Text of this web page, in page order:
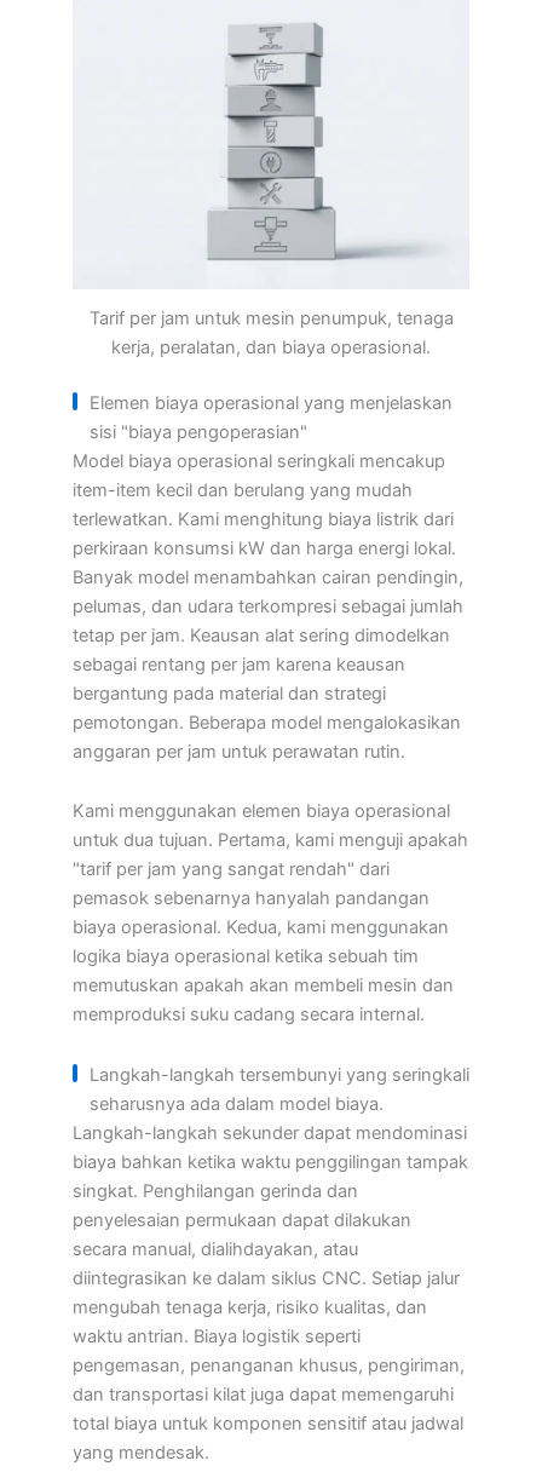
Tarif per jam untuk mesin penumpuk, tenaga
kerja, peralatan, dan biaya operasional.
Elemen biaya operasional yang menjelaskan
sisi "biaya pengoperasian"
Model biaya operasional seringkali mencakup
item-item kecil dan berulang yang mudah
terlewatkan. Kami menghitung biaya listrik dari
perkiraan konsumsi kW dan harga energi lokal.
Banyak model menambahkan cairan pendingin,
pelumas, dan udara terkompresi sebagai jumlah
tetap per jam. Keausan alat sering dimodelkan
sebagai rentang per jam karena keausan
bergantung pada material dan strategi
pemotongan. Beberapa model mengalokasikan
anggaran per jam untuk perawatan rutin.
Kami menggunakan elemen biaya operasional
untuk dua tujuan. Pertama, kami menguji apakah
"tarif per jam yang sangat rendah" dari
pemasok sebenarnya hanyalah pandangan
biaya operasional. Kedua, kami menggunakan
logika biaya operasional ketika sebuah tim
memutuskan apakah akan membeli mesin dan
memproduksi suku cadang secara internal.
Langkah-langkah tersembunyi yang seringkali
seharusnya ada dalam model biaya.
Langkah-langkah sekunder dapat mendominasi
biaya bahkan ketika waktu penggilingan tampak
singkat. Penghilangan gerinda dan
penyelesaian permukaan dapat dilakukan
secara manual, dialihdayakan, atau
diintegrasikan ke dalam siklus CNC. Setiap jalur
mengubah tenaga kerja, risiko kualitas, dan
waktu antrian. Biaya logistik seperti
pengemasan, penanganan khusus, pengiriman,
dan transportasi kilat juga dapat memengaruhi
total biaya untuk komponen sensitif atau jadwal
yang mendesak.